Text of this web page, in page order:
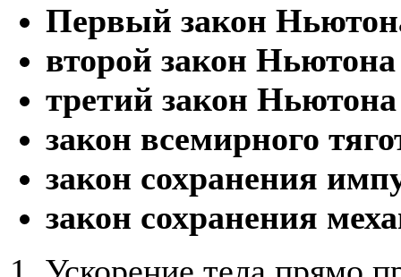
Первый закон
второй закон
третий закон
закон всемирного
закон сохранения
закон сохранения